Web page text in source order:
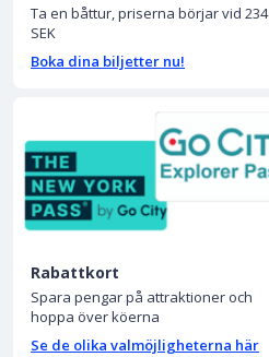
Ta en båttur, priserna börjar vid 234
SEK
Boka dina biljetter nu!
Rabattkort
Spara pengar på attraktioner och
hoppa över köerna
Se de olika valmöjligheterna här